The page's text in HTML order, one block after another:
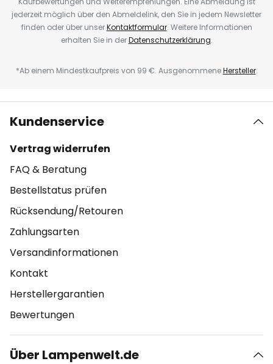
jederzeit möglich über den Abmeldelink, den Sie in jedem Newsletter
finden oder über unserKontaktformular. Weitere Informationen
erhalten Sie in derDatenschutzerklärung.
*Ab einem Mindestkaufpreis von 99 €. AusgenommeneHersteller.
Kundenservice
Vertrag widerrufen
FAQ & Beratung
Bestellstatus prüfen
Rücksendung/Retouren
Zahlungsarten
Versandinformationen
Kontakt
Herstellergarantien
Bewertungen
Über Lampenwelt.de